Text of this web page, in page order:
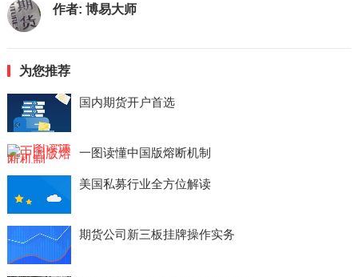
作者: 博易大师
为您推荐
国内期货开户首选
一图读懂中国版熔断机制
美国私募行业全方位解读
期货公司新三板挂牌操作实务